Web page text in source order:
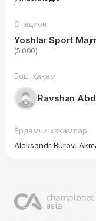
Стадион
Yoshlar Sport
(5 000)
Бош ҳакам
Ravshan
Ёрдамчи ҳакамлар
Aleksandr Burov,